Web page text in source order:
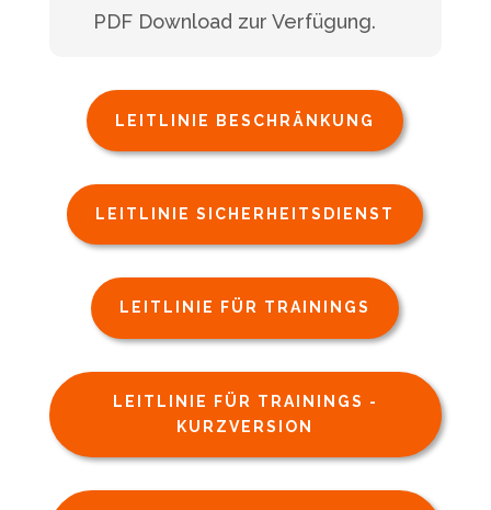
PDF Download zur Verfügung.
LEITLINIE BESCHRÄNKUNG
LEITLINIE SICHERHEITSDIENST
LEITLINIE FÜR TRAININGS
LEITLINIE FÜR TRAININGS -
KURZVERSION